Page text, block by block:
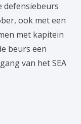
defensiebeurs
ook met een
met kapitein
beurs een
van het SEA